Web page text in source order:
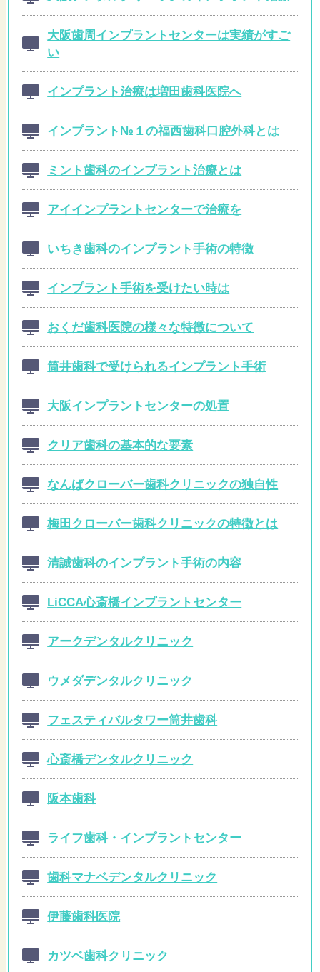
大阪歯周インプラントセンターは実績がすご
い
インプラント治療は増田歯科医院へ
インプラント№１の福西歯科口腔外科とは
ミント歯科のインプラント治療とは
アイインプラントセンターで治療を
いちき歯科のインプラント手術の特徴
インプラント手術を受けたい時は
おくだ歯科医院の様々な特徴について
筒井歯科で受けられるインプラント手術
大阪インプラントセンターの処置
クリア歯科の基本的な要素
なんばクローバー歯科クリニックの独自性
梅田クローバー歯科クリニックの特徴とは
清誠歯科のインプラント手術の内容
LiCCA心斎橋インプラントセンター
アークデンタルクリニック
ウメダデンタルクリニック
フェスティバルタワー筒井歯科
心斎橋デンタルクリニック
阪本歯科
ライフ歯科・インプラントセンター
歯科マナベデンタルクリニック
伊藤歯科医院
カツベ歯科クリニック